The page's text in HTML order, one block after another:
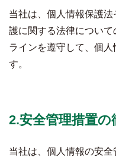
当社は、個人情報保護
護に関する法律につい
ラインを遵守して、個
す。
2.安全管理措置の
当社は、個人情報の安